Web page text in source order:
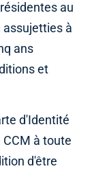
au
assujetties à
ans
et
d'Identité
CCM à toute
d'être